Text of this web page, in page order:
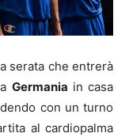
serata che entrerà
Germania in casa
con un turno
al cardiopalma